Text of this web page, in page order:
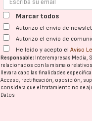
Marcar todos
Autorizo el envío de
Autorizo el envío de
He leído y acepto elAviso
Responsable: Interempresas Media,
relacionados con la misma o
llevar a cabo las finalidades
Acceso, rectificación, oposición,
considera que el tratamiento no se
Datos